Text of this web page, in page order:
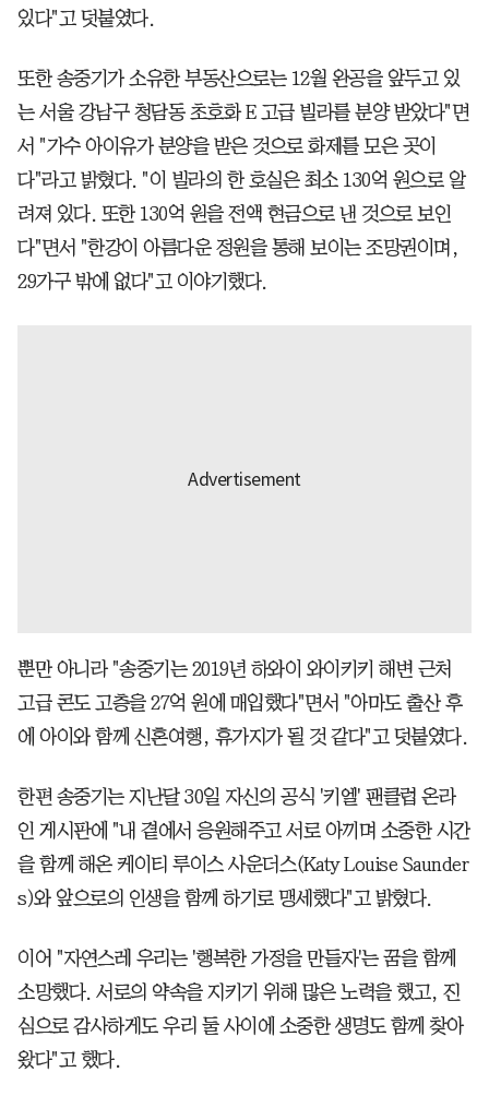
있다"고 덧붙였다.
또한 송중기가 소유한 부동산으로는 12월 완공을 앞두고 있
는 서울 강남구 청담동 초호화 E 고급 빌라를 분양 받았다"면
서 "가수 아이유가 분양을 받은 것으로 화제를 모은 곳이
다"라고 밝혔다. "이 빌라의 한 호실은 최소 130억 원으로 알
려져 있다. 또한 130억 원을 전액 현금으로 낸 것으로 보인
다"면서 "한강이 아름다운 정원을 통해 보이는 조망권이며,
29가구 밖에 없다"고 이야기했다.
뿐만 아니라 "송중기는 2019년 하와이 와이키키 해변 근처
고급 콘도 고층을 27억 원에 매입했다"면서 "아마도 출산 후
에 아이와 함께 신혼여행, 휴가지가 될 것 같다"고 덧붙였다.
한편 송중기는 지난달 30일 자신의 공식 '키엘' 팬클럽 온라
인 게시판에 "내 곁에서 응원해주고 서로 아끼며 소중한 시간
을 함께 해온 케이티 루이스 사운더스(Katy Louise Saunder
s)와 앞으로의 인생을 함께 하기로 맹세했다"고 밝혔다.
이어 "자연스레 우리는 '행복한 가정을 만들자'는 꿈을 함께
소망했다. 서로의 약속을 지키기 위해 많은 노력을 했고, 진
심으로 감사하게도 우리 둘 사이에 소중한 생명도 함께 찾아
왔다"고 했다.